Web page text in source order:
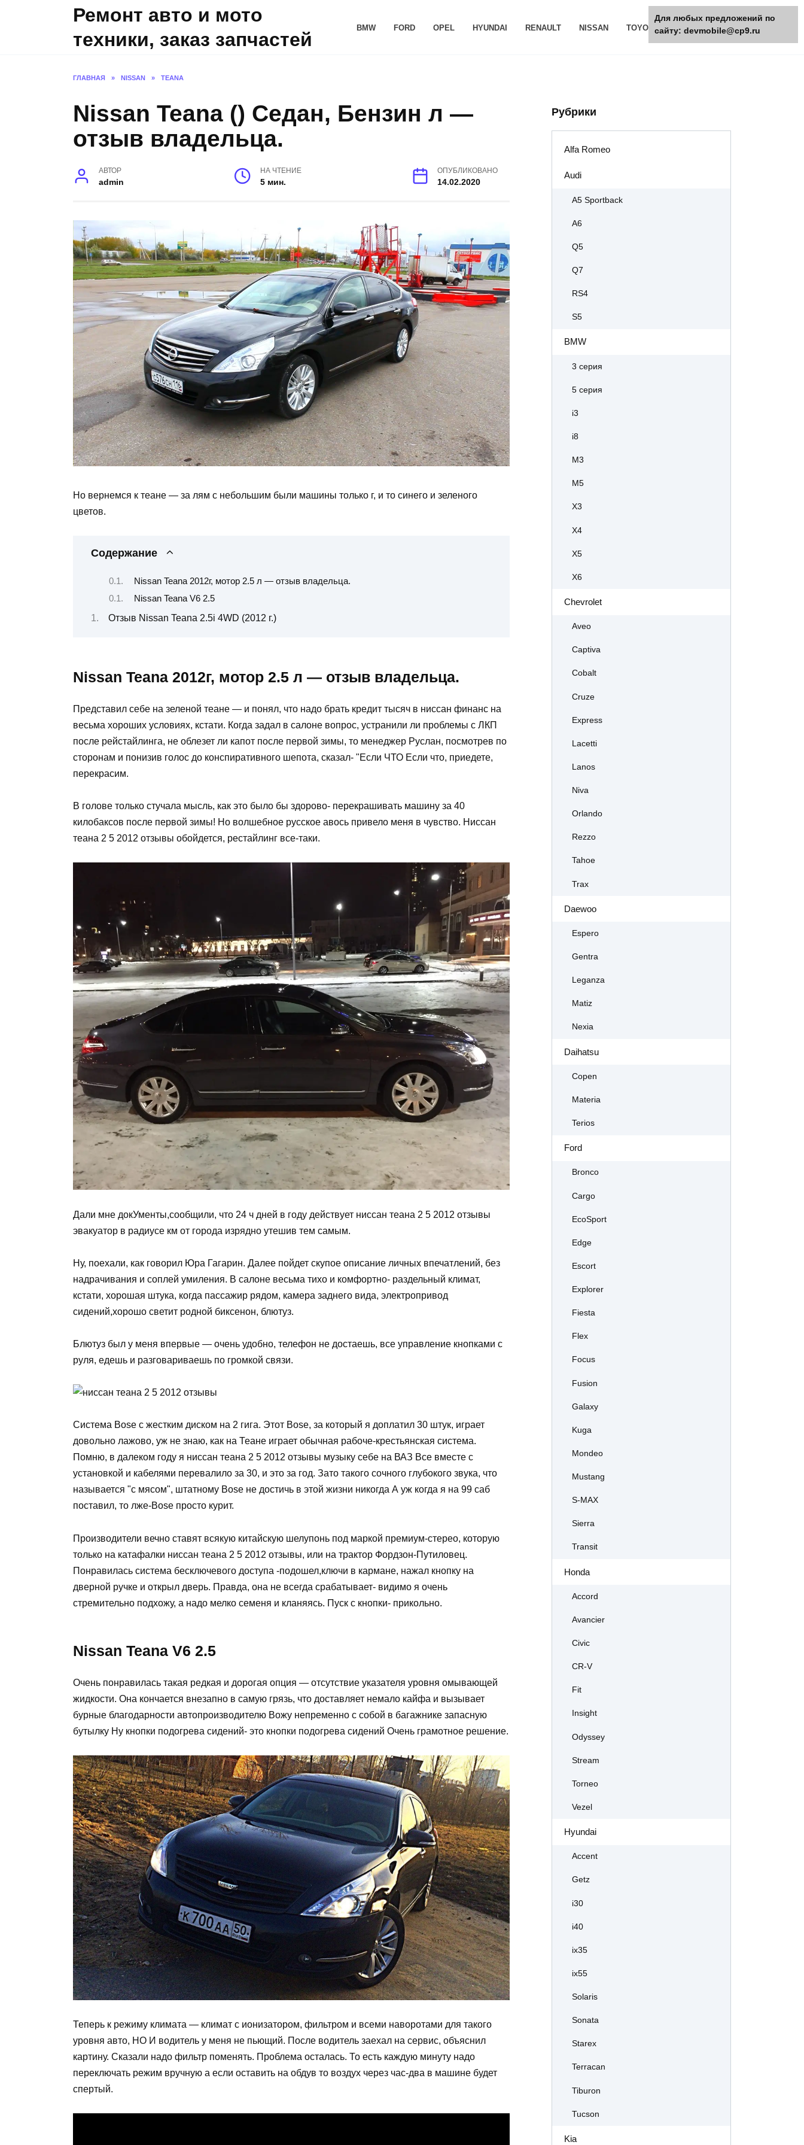
Ремонт авто и мото
техники, заказ запчастей
BMW FORD OPEL HYUNDAI RENAULT NISSAN TOYOTA РАЗНОЕ
ГЛАВНАЯ » NISSAN » TEANA
Nissan Teana () Седан, Бензин л —
отзыв владельца.
АВТОР
admin
НА ЧТЕНИЕ
5 мин.
ОПУБЛИКОВАНО
14.02.2020
Но вернемся к теане — за лям с небольшим были машины только г, и то синего и зеленого
цветов.
Содержание
Nissan Teana 2012г, мотор 2.5 л — отзыв владельца.
Nissan Teana V6 2.5
Отзыв Nissan Teana 2.5i 4WD (2012 г.)
Nissan Teana 2012г, мотор 2.5 л — отзыв владельца.
Представил себе на зеленой теане — и понял, что надо брать кредит тысяч в ниссан финанс на
весьма хороших условиях, кстати. Когда задал в салоне вопрос, устранили ли проблемы с ЛКП
после рейстайлинга, не облезет ли капот после первой зимы, то менеджер Руслан, посмотрев по
сторонам и понизив голос до конспиративного шепота, сказал- "Если ЧТО Если что, приедете,
перекрасим.
В голове только стучала мысль, как это было бы здорово- перекрашивать машину за 40
килобаксов после первой зимы! Но волшебное русское авось привело меня в чувство. Ниссан
теана 2 5 2012 отзывы обойдется, рестайлинг все-таки.
Дали мне докУменты,сообщили, что 24 ч дней в году действует ниссан теана 2 5 2012 отзывы
эвакуатор в радиусе км от города изрядно утешив тем самым.
Ну, поехали, как говорил Юра Гагарин. Далее пойдет скупое описание личных впечатлений, без
надрачивания и соплей умиления. В салоне весьма тихо и комфортно- раздельный климат,
кстати, хорошая штука, когда пассажир рядом, камера заднего вида, электропривод
сидений,хорошо светит родной биксенон, блютуз.
Блютуз был у меня впервые — очень удобно, телефон не достаешь, все управление кнопками с
руля, едешь и разговариваешь по громкой связи.
Система Bose с жестким диском на 2 гига. Этот Bose, за который я доплатил 30 штук, играет
довольно лажово, уж не знаю, как на Теане играет обычная рабоче-крестьянская система.
Помню, в далеком году я ниссан теана 2 5 2012 отзывы музыку себе на ВАЗ Все вместе с
установкой и кабелями перевалило за 30, и это за год. Зато такого сочного глубокого звука, что
называется "с мясом", штатному Bose не достичь в этой жизни никогда А уж когда я на 99 саб
поставил, то лже-Bose просто курит.
Производители вечно ставят всякую китайскую шелупонь под маркой премиум-стерео, которую
только на катафалки ниссан теана 2 5 2012 отзывы, или на трактор Фордзон-Путиловец.
Понравилась система бесключевого доступа -подошел,ключи в кармане, нажал кнопку на
дверной ручке и открыл дверь. Правда, она не всегда срабатывает- видимо я очень
стремительно подхожу, а надо мелко семеня и кланяясь. Пуск с кнопки- прикольно.
Nissan Teana V6 2.5
Очень понравилась такая редкая и дорогая опция — отсутствие указателя уровня омывающей
жидкости. Она кончается внезапно в самую грязь, что доставляет немало кайфа и вызывает
бурные благодарности автопроизводителю Вожу непременно с собой в багажнике запасную
бутылку Ну кнопки подогрева сидений- это кнопки подогрева сидений Очень грамотное решение.
Теперь к режиму климата — климат с ионизатором, фильтром и всеми наворотами для такого
уровня авто, НО И водитель у меня не пьющий. После водитель заехал на сервис, объяснил
картину. Сказали надо фильтр поменять. Проблема осталась. То есть каждую минуту надо
переключать режим вручную а если оставить на обдув то воздух через час-два в машине будет
спертый.
Рубрики
Alfa Romeo
Audi
A5 Sportback
A6
Q5
Q7
RS4
S5
BMW
3 серия
5 серия
i3
i8
M3
M5
X3
X4
X5
X6
Chevrolet
Aveo
Captiva
Cobalt
Cruze
Express
Lacetti
Lanos
Niva
Orlando
Rezzo
Tahoe
Trax
Daewoo
Espero
Gentra
Leganza
Matiz
Nexia
Daihatsu
Copen
Materia
Terios
Ford
Bronco
Cargo
EcoSport
Edge
Escort
Explorer
Fiesta
Flex
Focus
Fusion
Galaxy
Kuga
Mondeo
Mustang
S-MAX
Sierra
Transit
Honda
Accord
Avancier
Civic
CR-V
Fit
Insight
Odyssey
Stream
Torneo
Vezel
Hyundai
Accent
Getz
i30
i40
ix35
ix55
Solaris
Sonata
Starex
Terracan
Tiburon
Tucson
Kia
Для любых предложений по
сайту: devmobile@cp9.ru